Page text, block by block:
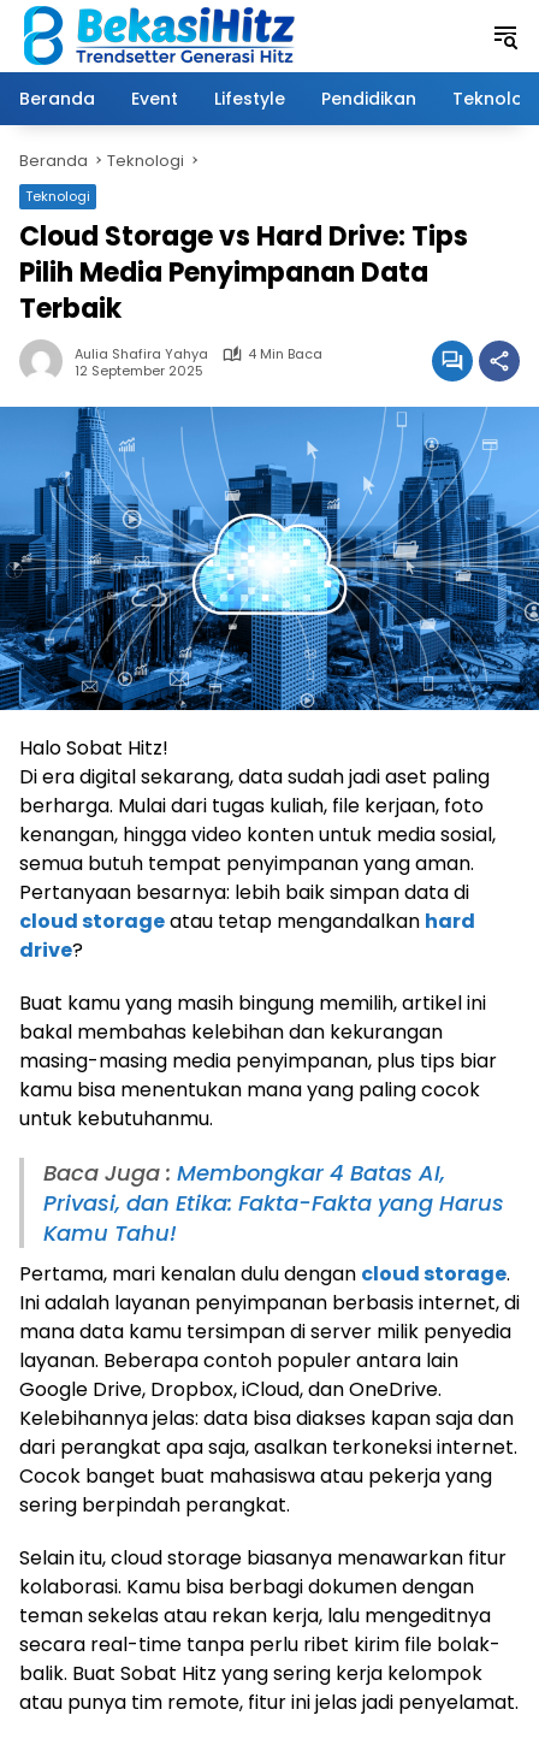
Langsung
konten
Beranda
Event Lifestyle Pendidikan Teknologi
Beranda Teknologi
Teknologi
Cloud Storage vs Hard Drive: Tips
Pilih Media Penyimpanan Data
Terbaik
Aulia Shafira Yahya
4 Min Baca
12 September 2025
Halo Sobat Hitz!
Di era digital sekarang, data sudah jadi aset paling
berharga. Mulai dari tugas kuliah, file kerjaan, foto
kenangan, hingga video konten untuk media sosial,
semua butuh tempat penyimpanan yang aman.
Pertanyaan besarnya: lebih baik simpan data di
cloud storageatau tetap mengandalkan hard
drive?
Buat kamu yang masih bingung memilih, artikel ini
bakal membahas kelebihan dan kekurangan
masing-masing media penyimpanan, plus tips biar
kamu bisa menentukan mana yang paling cocok
untuk kebutuhanmu.
Baca Juga : Membongkar 4 Batas AI,
Privasi, dan Etika: Fakta-Fakta yang Harus
Kamu Tahu!
Pertama, mari kenalan dulu dengan cloud storage.
Ini adalah layanan penyimpanan berbasis internet, di
mana data kamu tersimpan di server milik penyedia
layanan. Beberapa contoh populer antara lain
Google Drive, Dropbox, iCloud, dan OneDrive.
Kelebihannya jelas: data bisa diakses kapan saja dan
dari perangkat apa saja, asalkan terkoneksi internet.
Cocok banget buat mahasiswa atau pekerja yang
sering berpindah perangkat.
Selain itu, cloud storage biasanya menawarkan fitur
kolaborasi. Kamu bisa berbagi dokumen dengan
teman sekelas atau rekan kerja, lalu mengeditnya
secara real-time tanpa perlu ribet kirim file bolak-
balik. Buat Sobat Hitz yang sering kerja kelompok
atau punya tim remote, fitur ini jelas jadi penyelamat.